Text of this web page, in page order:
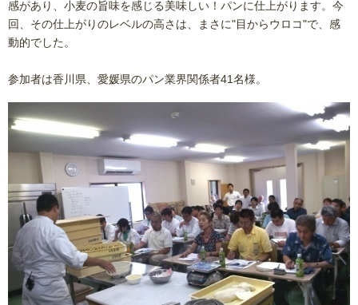
感があり、小麦の旨味を感じる美味しい！パンに仕上がります。今
回、その仕上がりのレベルの高さは、まさに"目からウロコ"で、感
動的でした。
参加者は香川県、愛媛県のパン業界関係者41名様。